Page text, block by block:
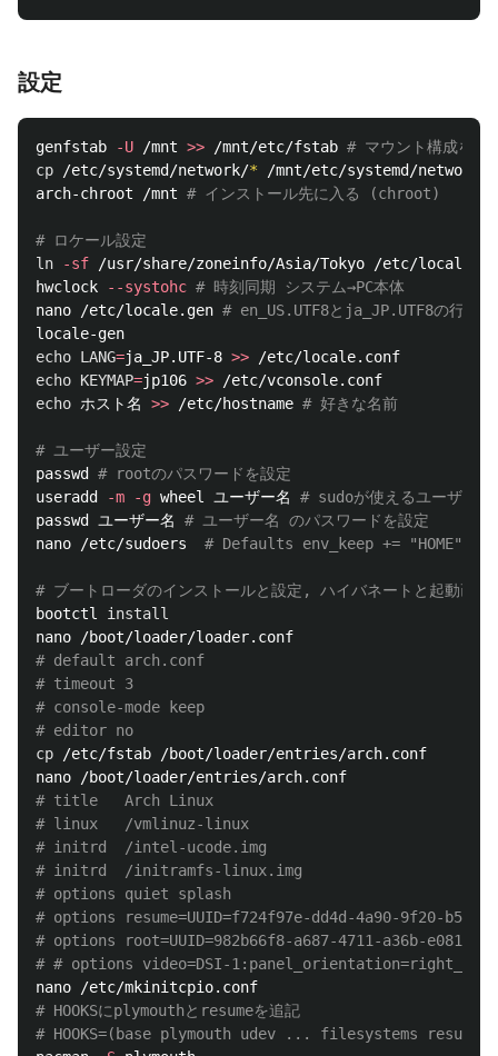
設定
genfstab -U /mnt >> /mnt/etc/fstab # マウント構成を保
cp /etc/systemd/network/* /mnt/etc/systemd/network
arch-chroot /mnt # インストール先に入る (chroot)
# ロケール設定
ln
-sf /usr/share/zoneinfo/Asia/Tokyo /etc/localtime
hwclock
--systohc # 時刻同期 システム→PC本体
nano /etc/locale.gen # en_US.UTF8とja_JP.UTF8の行の#
echo LANG=ja_JP.UTF-8 >>
echo KEYMAP=jp106 >>
echo ホスト名 >> /etc/hostname # 好きな名前
# ユーザー設定
passwd # rootのパスワードを設定
useradd
-m -g wheel ユーザー名 # sudoが使えるユーザーを
passwd ユーザー名 # ユーザー名 のパスワードを設定
nano /etc/sudoers # Defaults env_keep += "HOME"　と
# ブートローダのインストールと設定, ハイバネートと起動画面
bootctl
# default arch.conf
# timeout 3
# console-mode keep
# editor no
cp /etc/fstab /boot/loader/entries/arch.conf
# title   Arch Linux
# linux   /vmlinuz-linux
# initrd  /intel-ucode.img
# initrd  /initramfs-linux.img
# options quiet splash
# options resume=UUID=f724f97e-dd4d-4a90-9f20-
# options root=UUID=982b66f8-a687-4711-a36b-
# # options video=DSI-
# HOOKSにplymouthとresumeを追記
# HOOKS=(base plymouth udev ... filesystems resume